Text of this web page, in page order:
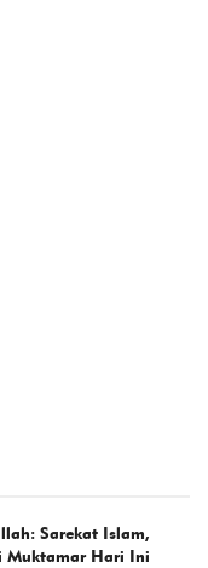
Sarekat Islam,
Muktamar Hari Ini